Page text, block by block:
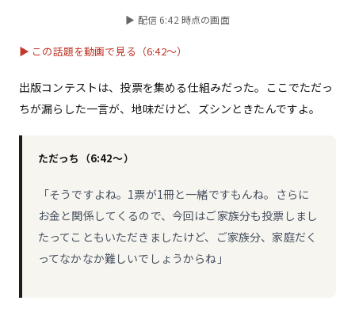
▶ 配信 6:42 時点の画面
▶ この話題を動画で見る（6:42〜）
出版コンテストは、投票を集める仕組みだった。ここでただっ
ちが漏らした一言が、地味だけど、ズシンときたんですよ。
ただっち（6:42〜）
「そうですよね。1票が1冊と一緒ですもんね。さらに
お金と関係してくるので、今回はご家族分も投票しまし
たってこともいただきましたけど、ご家族分、家庭だく
ってなかなか難しいでしょうからね」